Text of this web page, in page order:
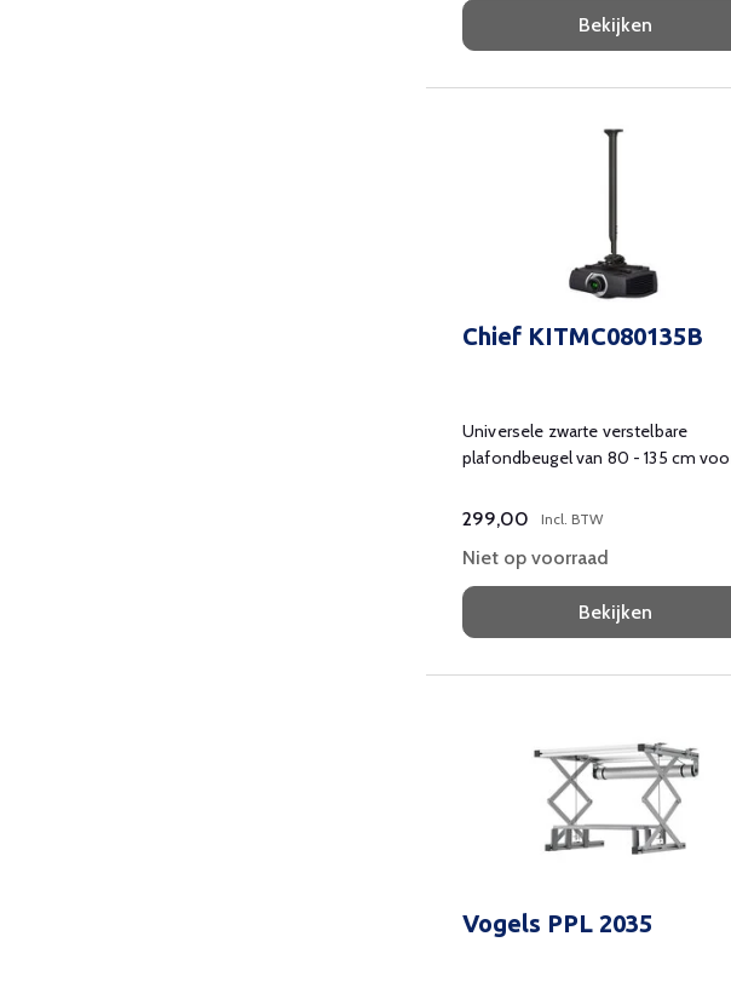
Bekijken
Chief KITMC080135B
Universele zwarte verstelbare
plafondbeugel van 80 - 135 cm
299,00 Incl. BTW
Niet op voorraad
Bekijken
Vogels PPL 2035